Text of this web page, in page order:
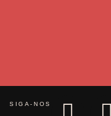
SIGA-NOS